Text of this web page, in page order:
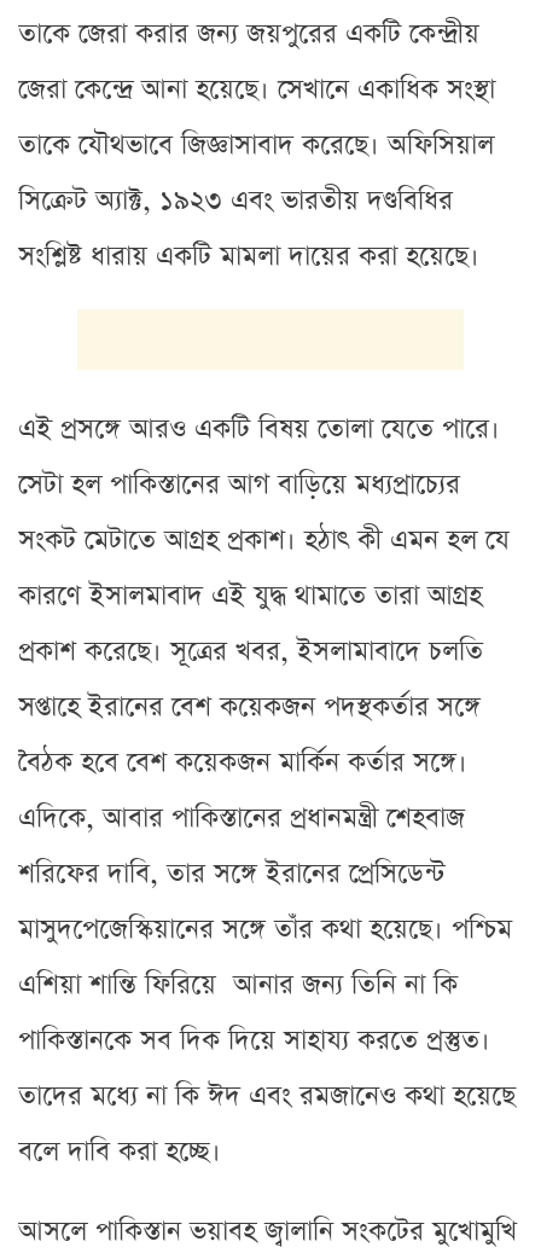
তাকে জেরা করার জন্য জয়পুরের একটি কেন্দ্রীয়
জেরা কেন্দ্রে আনা হয়েছে। সেখানে একাধিক সংস্থা
তাকে যৌথভাবে জিজ্ঞাসাবাদ করেছে। অফিসিয়াল
সিক্রেট অ্যাক্ট, ১৯২৩ এবং ভারতীয় দণ্ডবিধির
সংশ্লিষ্ট ধারায় একটি মামলা দায়ের করা হয়েছে।
এই প্রসঙ্গে আরও একটি বিষয় তোলা যেতে পারে।
সেটা হল পাকিস্তানের আগ বাড়িয়ে মধ্যপ্রাচ্যের
সংকট মেটাতে আগ্রহ প্রকাশ। হঠাৎ কী এমন হল যে
কারণে ইসালমাবাদ এই যুদ্ধ থামাতে তারা আগ্রহ
প্রকাশ করেছে। সূত্রের খবর, ইসলামাবাদে চলতি
সপ্তাহে ইরানের বেশ কয়েকজন পদস্থকর্তার সঙ্গে
বৈঠক হবে বেশ কয়েকজন মার্কিন কর্তার সঙ্গে।
এদিকে, আবার পাকিস্তানের প্রধানমন্ত্রী শেহবাজ
শরিফের দাবি, তার সঙ্গে ইরানের প্রেসিডেন্ট
মাসুদপেজেস্কিয়ানের সঙ্গে তাঁর কথা হয়েছে। পশ্চিম
এশিয়া শান্তি ফিরিয়ে আনার জন্য তিনি না কি
পাকিস্তানকে সব দিক দিয়ে সাহায্য করতে প্রস্তুত।
তাদের মধ্যে না কি ঈদ এবং রমজানেও কথা হয়েছে
বলে দাবি করা হচ্ছে।
আসলে পাকিস্তান ভয়াবহ জ্বালানি সংকটের মুখোমুখি